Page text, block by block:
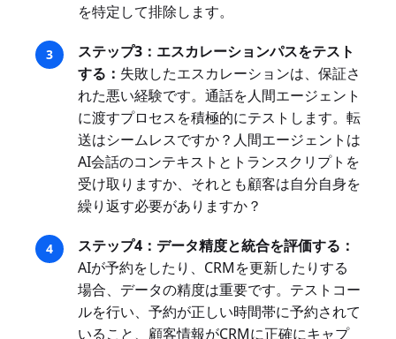
を特定して排除します。
ステップ3：エスカレーションパスをテスト
する： 失敗したエスカレーションは、保証さ
れた悪い経験です。通話を人間エージェント
に渡すプロセスを積極的にテストします。転
送はシームレスですか？人間エージェントは
AI会話のコンテキストとトランスクリプトを
受け取りますか、それとも顧客は自分自身を
繰り返す必要がありますか？
ステップ4：データ精度と統合を評価する：
AIが予約をしたり、CRMを更新したりする
場合、データの精度は重要です。テストコー
ルを行い、予約が正しい時間帯に予約されて
いること、顧客情報がCRMに正確にキャプ